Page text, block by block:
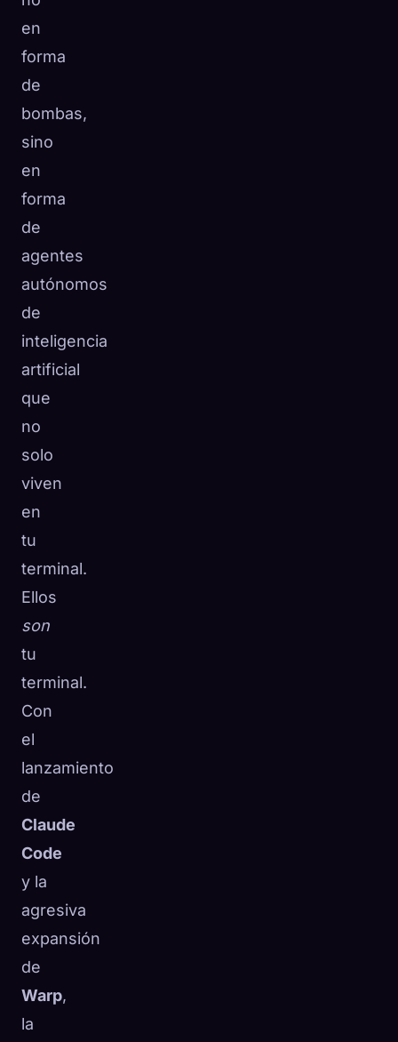
en
forma
de
bombas,
sino
en
forma
de
agentes
autónomos
de
inteligencia
artificial
que
no
solo
viven
en
tu
terminal.
Ellos
son
tu
terminal.
Con
el
lanzamiento
de
Claude
Code
y la
agresiva
expansión
de
Warp,
la